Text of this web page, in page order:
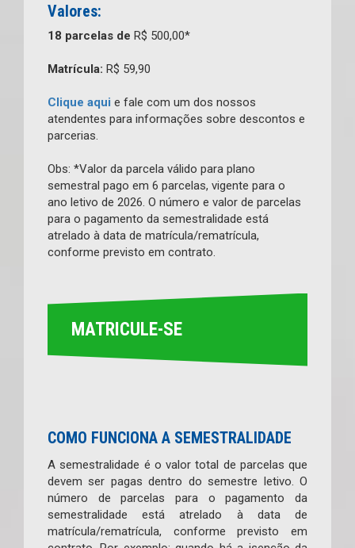
Valores:
18 parcelas de R$ 500,00*
Matrícula: R$ 59,90
Clique aqui e fale com um dos nossos
atendentes para informações sobre descontos e
parcerias.
Obs: *Valor da parcela válido para plano
semestral pago em 6 parcelas, vigente para o
ano letivo de 2026. O número e valor de parcelas
para o pagamento da semestralidade está
atrelado à data de matrícula/rematrícula,
conforme previsto em contrato.
MATRICULE-SE
COMO FUNCIONA A SEMESTRALIDADE
A semestralidade é o valor total de parcelas que
devem ser pagas dentro do semestre letivo. O
número de parcelas para o pagamento da
semestralidade está atrelado à data de
matrícula/rematrícula, conforme previsto em